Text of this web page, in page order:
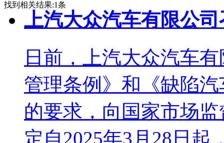
找到相关结果:1条
上汽大众汽车有限公
日前，上汽大众汽车
管理条例》和《缺陷
的要求，向国家市场
定自2025年3月28日起